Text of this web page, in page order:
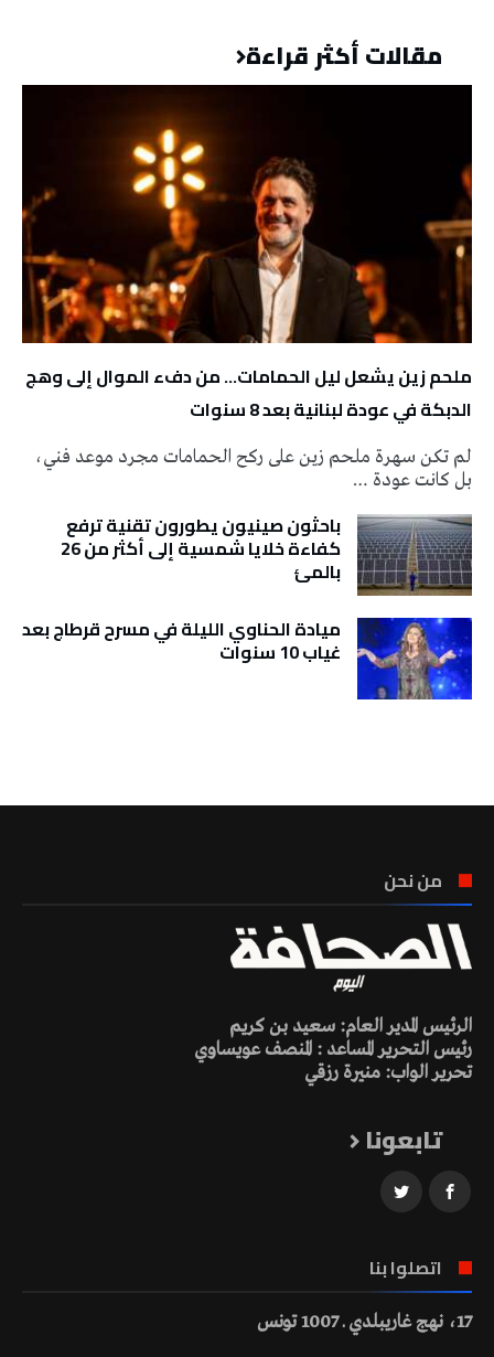
مقالات أكثر قراءة
ملحم زين يشعل ليل الحمامات… من دفء الموال إلى وهج
الدبكة في عودة لبنانية بعد 8 سنوات
لم تكن سهرة ملحم زين على ركح الحمامات مجرد موعد فني،
بل كانت عودة …
باحثون صينيون يطورون تقنية ترفع
كفاءة خلايا شمسية إلى أكثر من 26
بالمئ
ميادة الحناوي الليلة في مسرح قرطاج بعد
غياب 10 سنوات
من نحن
الرئيس المدير العام: سعيد بن كريم
رئيس التحرير المساعد : المنصف عويساوي
تحرير الواب: منيرة رزقي
تابعونا
اتصلوا بنا
17، نهج غاريبلدي ـ 1007 تونس